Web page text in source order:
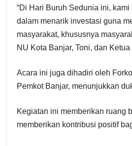
“Di Hari Buruh Sedunia ini,
dalam menarik investasi guna
masyarakat, khususnya
NU Kota Banjar, Toni, dan
Acara ini juga dihadiri oleh
Pemkot Banjar, menunjukkan
Kegiatan ini memberikan ruang
memberikan kontribusi positif